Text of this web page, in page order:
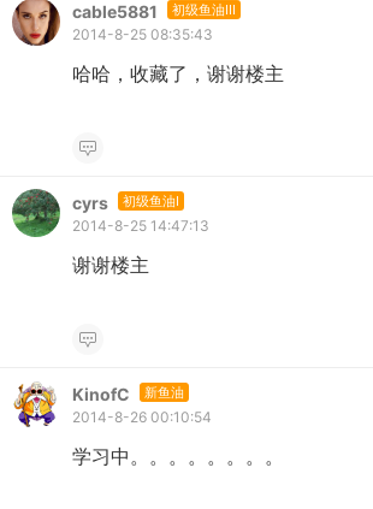
cable5881 初级鱼油III
2014-8-25 08:35:43
哈哈，收藏了，谢谢楼主
cyrs 初级鱼油I
2014-8-25 14:47:13
谢谢楼主
KinofC 新鱼油
2014-8-26 00:10:54
学习中。。。。。。。。